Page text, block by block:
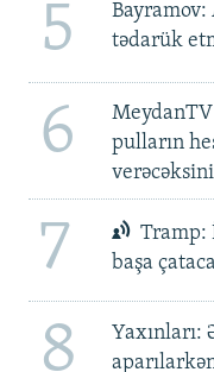
5
Bayramov:
tədarük
6
pulların
7
Tramp:
başa
8
Yaxınları: